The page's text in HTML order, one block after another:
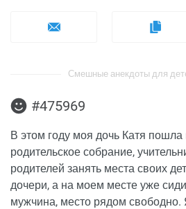
Смешные анекдоты для
#475969
В этом году моя дочь Катя
родительское собрание,
родителей занять места своих
дочери, а на моем месте уже
мужчина, место рядом